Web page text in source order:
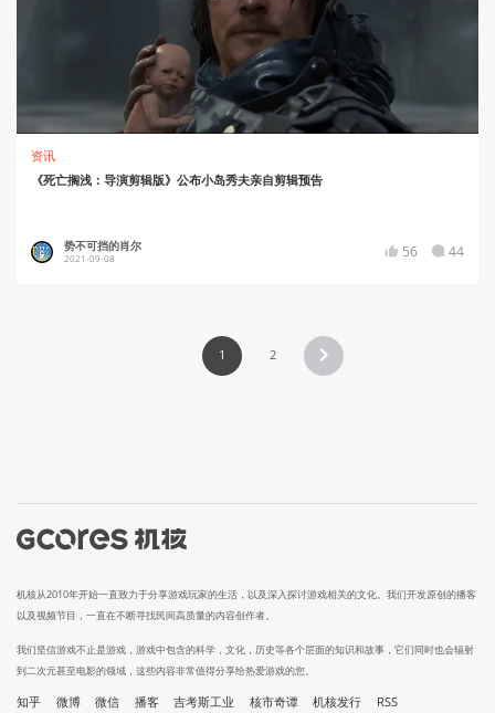
资讯
《死亡搁浅：导演剪辑版》公布小岛秀夫亲自剪辑预告
势不可挡的肖尔
2021-09-08 56 44
1 2
机核从2010年开始一直致力于分享游戏玩家的生活，以及深入探讨游戏相关的文化。我们开发原创的播客
以及视频节目，一直在不断寻找民间高质量的内容创作者。
我们坚信游戏不止是游戏，游戏中包含的科学，文化，历史等各个层面的知识和故事，它们同时也会辐射
到二次元甚至电影的领域，这些内容非常值得分享给热爱游戏的您。
知乎 微博 微信 播客 吉考斯工业 核市奇谭 机核发行 RSS